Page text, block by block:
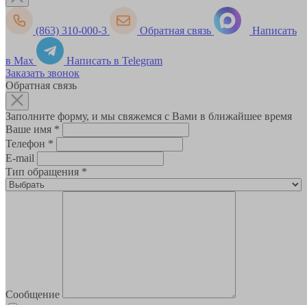
(863) 310-000-3 Обратная связь Написать
в Max
Написать в Telegram
Заказать звонок
Обратная связь
Заполните форму, и мы свяжемся с Вами в ближайшее время
Ваше имя *
Телефон *
E-mail
Тип обращения *
Сообщение